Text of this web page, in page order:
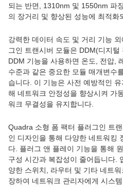
되는 반면, 1310nm 및 1550nm 파
의 장거리 및 향상된 성능에 최적화
강력한 데이터 속도 및 거리 기능
그인 트랜시버 모듈은 DDM(디지털
DDM 기능을 사용하면 온도, 전압,
수준과 같은 중요한 모듈 매개변수
습니다. 이 기능은 사전 예방적인
해 네트워크 안정성을 향상시켜 가
워크 무결성을 유지합니다.
Quadra 소형 폼 팩터 플러그인 트
인 디자인을 통해 다양한 네트워킹
다. 플러그 앤 플레이 기능을 통해
구성 시간과 복잡성이 줄어듭니다.
양한 스위치, 라우터 및 기타 네트
장하여 네트워크 관리자에게 시스